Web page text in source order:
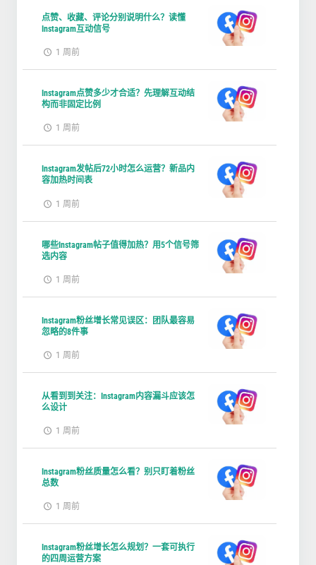
点赞、收藏、评论分别说明什么？读懂
Instagram互动信号
1 周前
Instagram点赞多少才合适？先理解互动结
构而非固定比例
1 周前
Instagram发帖后72小时怎么运营？新品内
容加热时间表
1 周前
哪些Instagram帖子值得加热？用5个信号筛
选内容
1 周前
Instagram粉丝增长常见误区：团队最容易
忽略的8件事
1 周前
从看到到关注：Instagram内容漏斗应该怎
么设计
1 周前
Instagram粉丝质量怎么看？别只盯着粉丝
总数
1 周前
Instagram粉丝增长怎么规划？一套可执行
的四周运营方案